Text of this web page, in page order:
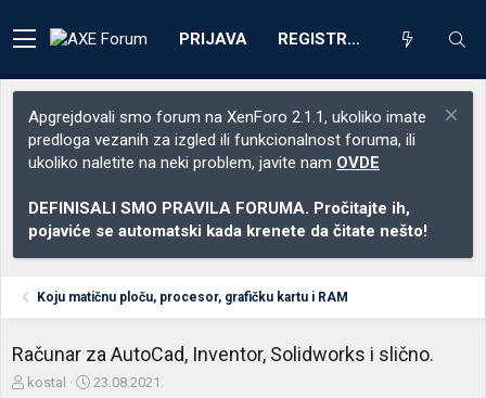
PRIJAVA REGISTRACIJA
Apgrejdovali smo forum na XenForo 2.1.1, ukoliko imate
predloga vezanih za izgled ili funkcionalnost foruma, ili
ukoliko naletite na neki problem, javite nam OVDE
DEFINISALI SMO PRAVILA FORUMA. Pročitajte ih,
pojaviće se automatski kada krenete da čitate nešto!
Koju matičnu ploču, procesor, grafičku kartu i RAM
Računar za AutoCad, Inventor, Solidworks i slično.
Zkostal
D
23.08.2021.